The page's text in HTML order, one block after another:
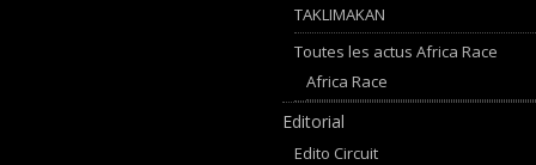
TAKLIMAKAN
Toutes les actus Africa Race
Africa Race
Editorial
Edito Circuit